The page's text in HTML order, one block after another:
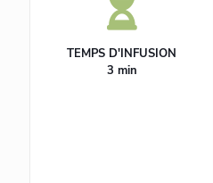
TEMPS D'INFUSION
3 min